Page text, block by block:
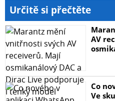
Určitě si přečtěte
AV
Co
Ve